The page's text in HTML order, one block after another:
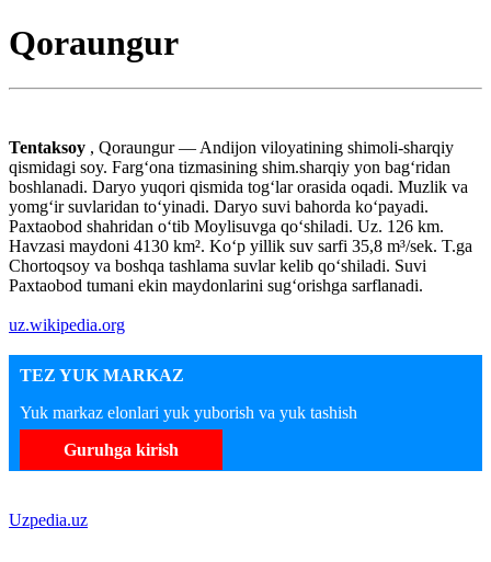
Qoraungur
Tentaksoy , Qoraungur — Andijon viloyatining shimoli-sharqiy
qismidagi soy. Fargʻona tizmasining shim.sharqiy yon bagʻridan
boshlanadi. Daryo yuqori qismida togʻlar orasida oqadi. Muzlik va
yomgʻir suvlaridan toʻyinadi. Daryo suvi bahorda koʻpayadi.
Paxtaobod shahridan oʻtib Moylisuvga qoʻshiladi. Uz. 126 km.
Havzasi maydoni 4130 km². Koʻp yillik suv sarfi 35,8 m³/sek. T.ga
Chortoqsoy va boshqa tashlama suvlar kelib qoʻshiladi. Suvi
Paxtaobod tumani ekin maydonlarini sugʻorishga sarflanadi.
uz.wikipedia.org
TEZ YUK MARKAZ
Yuk markaz elonlari yuk yuborish va yuk tashish
Guruhga kirish
Uzpedia.uz